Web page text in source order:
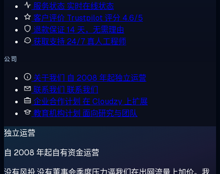
服务状态 实时在线状态
客户评价 Trustpilot 评分 4.6/5
退款保证 14 天，无需理由
获取支持 24/7 真人工程师
公司
关于我们 自 2008 年起独立运营
联系我们 联系我们
企业合作计划 在 Cloudzy 上扩展
教育机构计划 面向研究与团队
独立运营
自 2008 年起自有资金运营